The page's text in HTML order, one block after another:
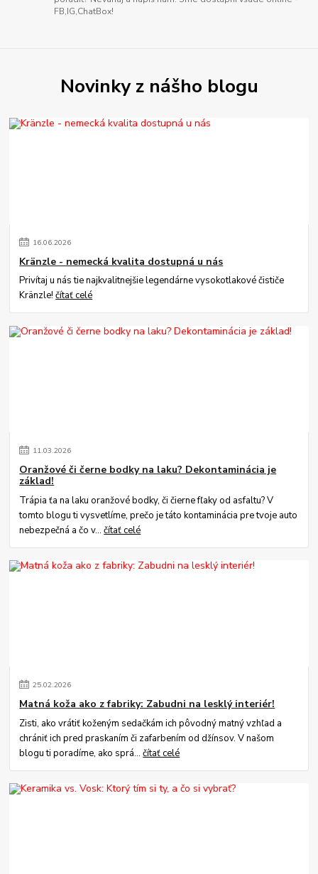
FB,IG,ChatBox!
Novinky z nášho blogu
16.06.2026
Kränzle - nemecká kvalita dostupná u nás
Privítaj u nás tie najkvalitnejšie legendárne vysokotlakové čističe
Kränzle!čítať celé
11.03.2026
Oranžové či černe bodky na laku? Dekontaminácia je
základ!
Trápia ťa na laku oranžové bodky, či čierne fľaky od asfaltu? V
tomto blogu ti vysvetlíme, prečo je táto kontaminácia pre tvoje auto
nebezpečná a čo v...čítať celé
25.02.2026
Matná koža ako z fabriky: Zabudni na lesklý interiér!
Zisti, ako vrátiť koženým sedačkám ich pôvodný matný vzhľad a
chrániť ich pred praskaním či zafarbením od džínsov. V našom
blogu ti poradíme, ako sprá...čítať celé